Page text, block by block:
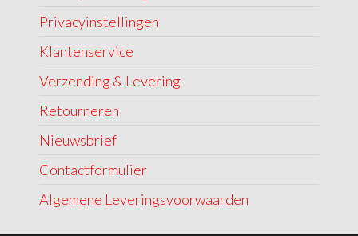
Privacyinstellingen
Klantenservice
Verzending & Levering
Retourneren
Nieuwsbrief
Contactformulier
Algemene Leveringsvoorwaarden